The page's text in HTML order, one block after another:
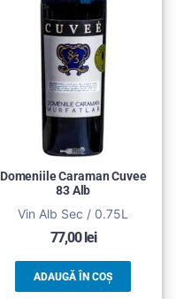
Domeniile Caraman Cuvee
83 Alb
Vin Alb Sec / 0.75L
77,00lei
ADAUGĂ ÎN COȘ